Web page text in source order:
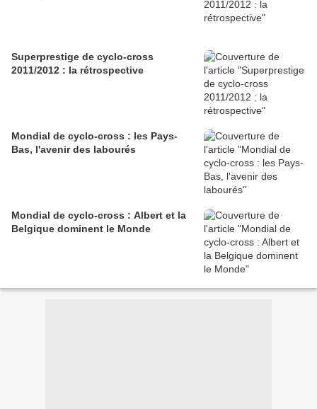
Superprestige de cyclo-cross
2011/2012 : la rétrospective
Mondial de cyclo-cross : les Pays-
Bas, l'avenir des labourés
Mondial de cyclo-cross : Albert et la
Belgique dominent le Monde